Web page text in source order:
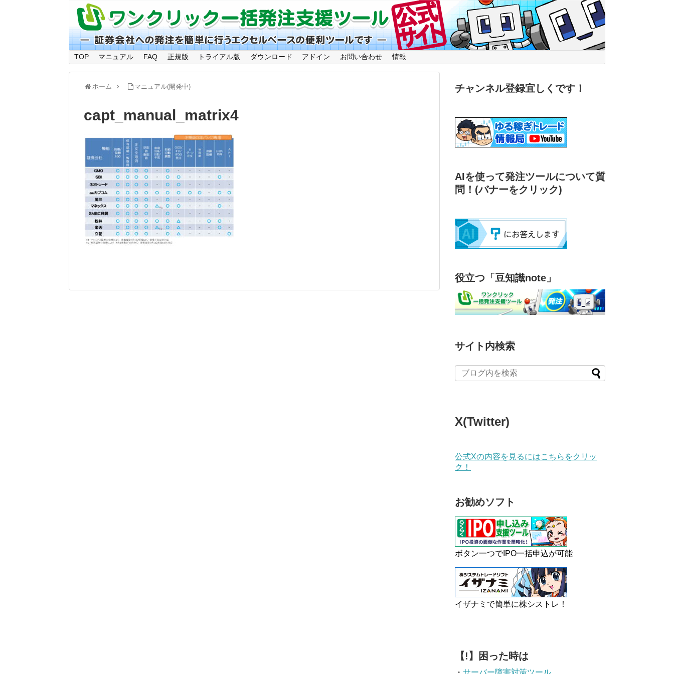
TOP マニュアル FAQ 正規版 トライアル版 ダウンロード アドイン お問い合わせ 情報
ホーム マニュアル(開発中)
capt_manual_matrix4
チャンネル登録宜しくです！
AIを使って発注ツールについて質
問！ (バナーをクリック)
役立つ「豆知識note」
サイト内検索
X(Twitter)
公式Xの内容を見るにはこちらをクリッ
ク！
お勧めソフト
ボタン一つでIPO一括申込が可能
イザナミで簡単に株シストレ！
【!】困った時は
・ サーバー障害対策ツール